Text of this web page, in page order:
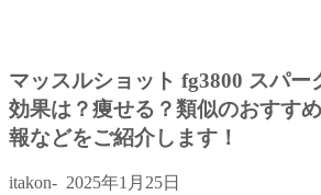
マッスルショット fg3800 スパー
効果は？痩せる？類似のおすす
報などをご紹介します！
itakon- 2025年1月25日